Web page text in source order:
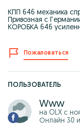
КПП 646 механика
Привозная с
КОРОБКА 646
Пожаловаться
ПОЛЬЗОВАТЕЛЬ
Www
на OLX с
Онлайн 30